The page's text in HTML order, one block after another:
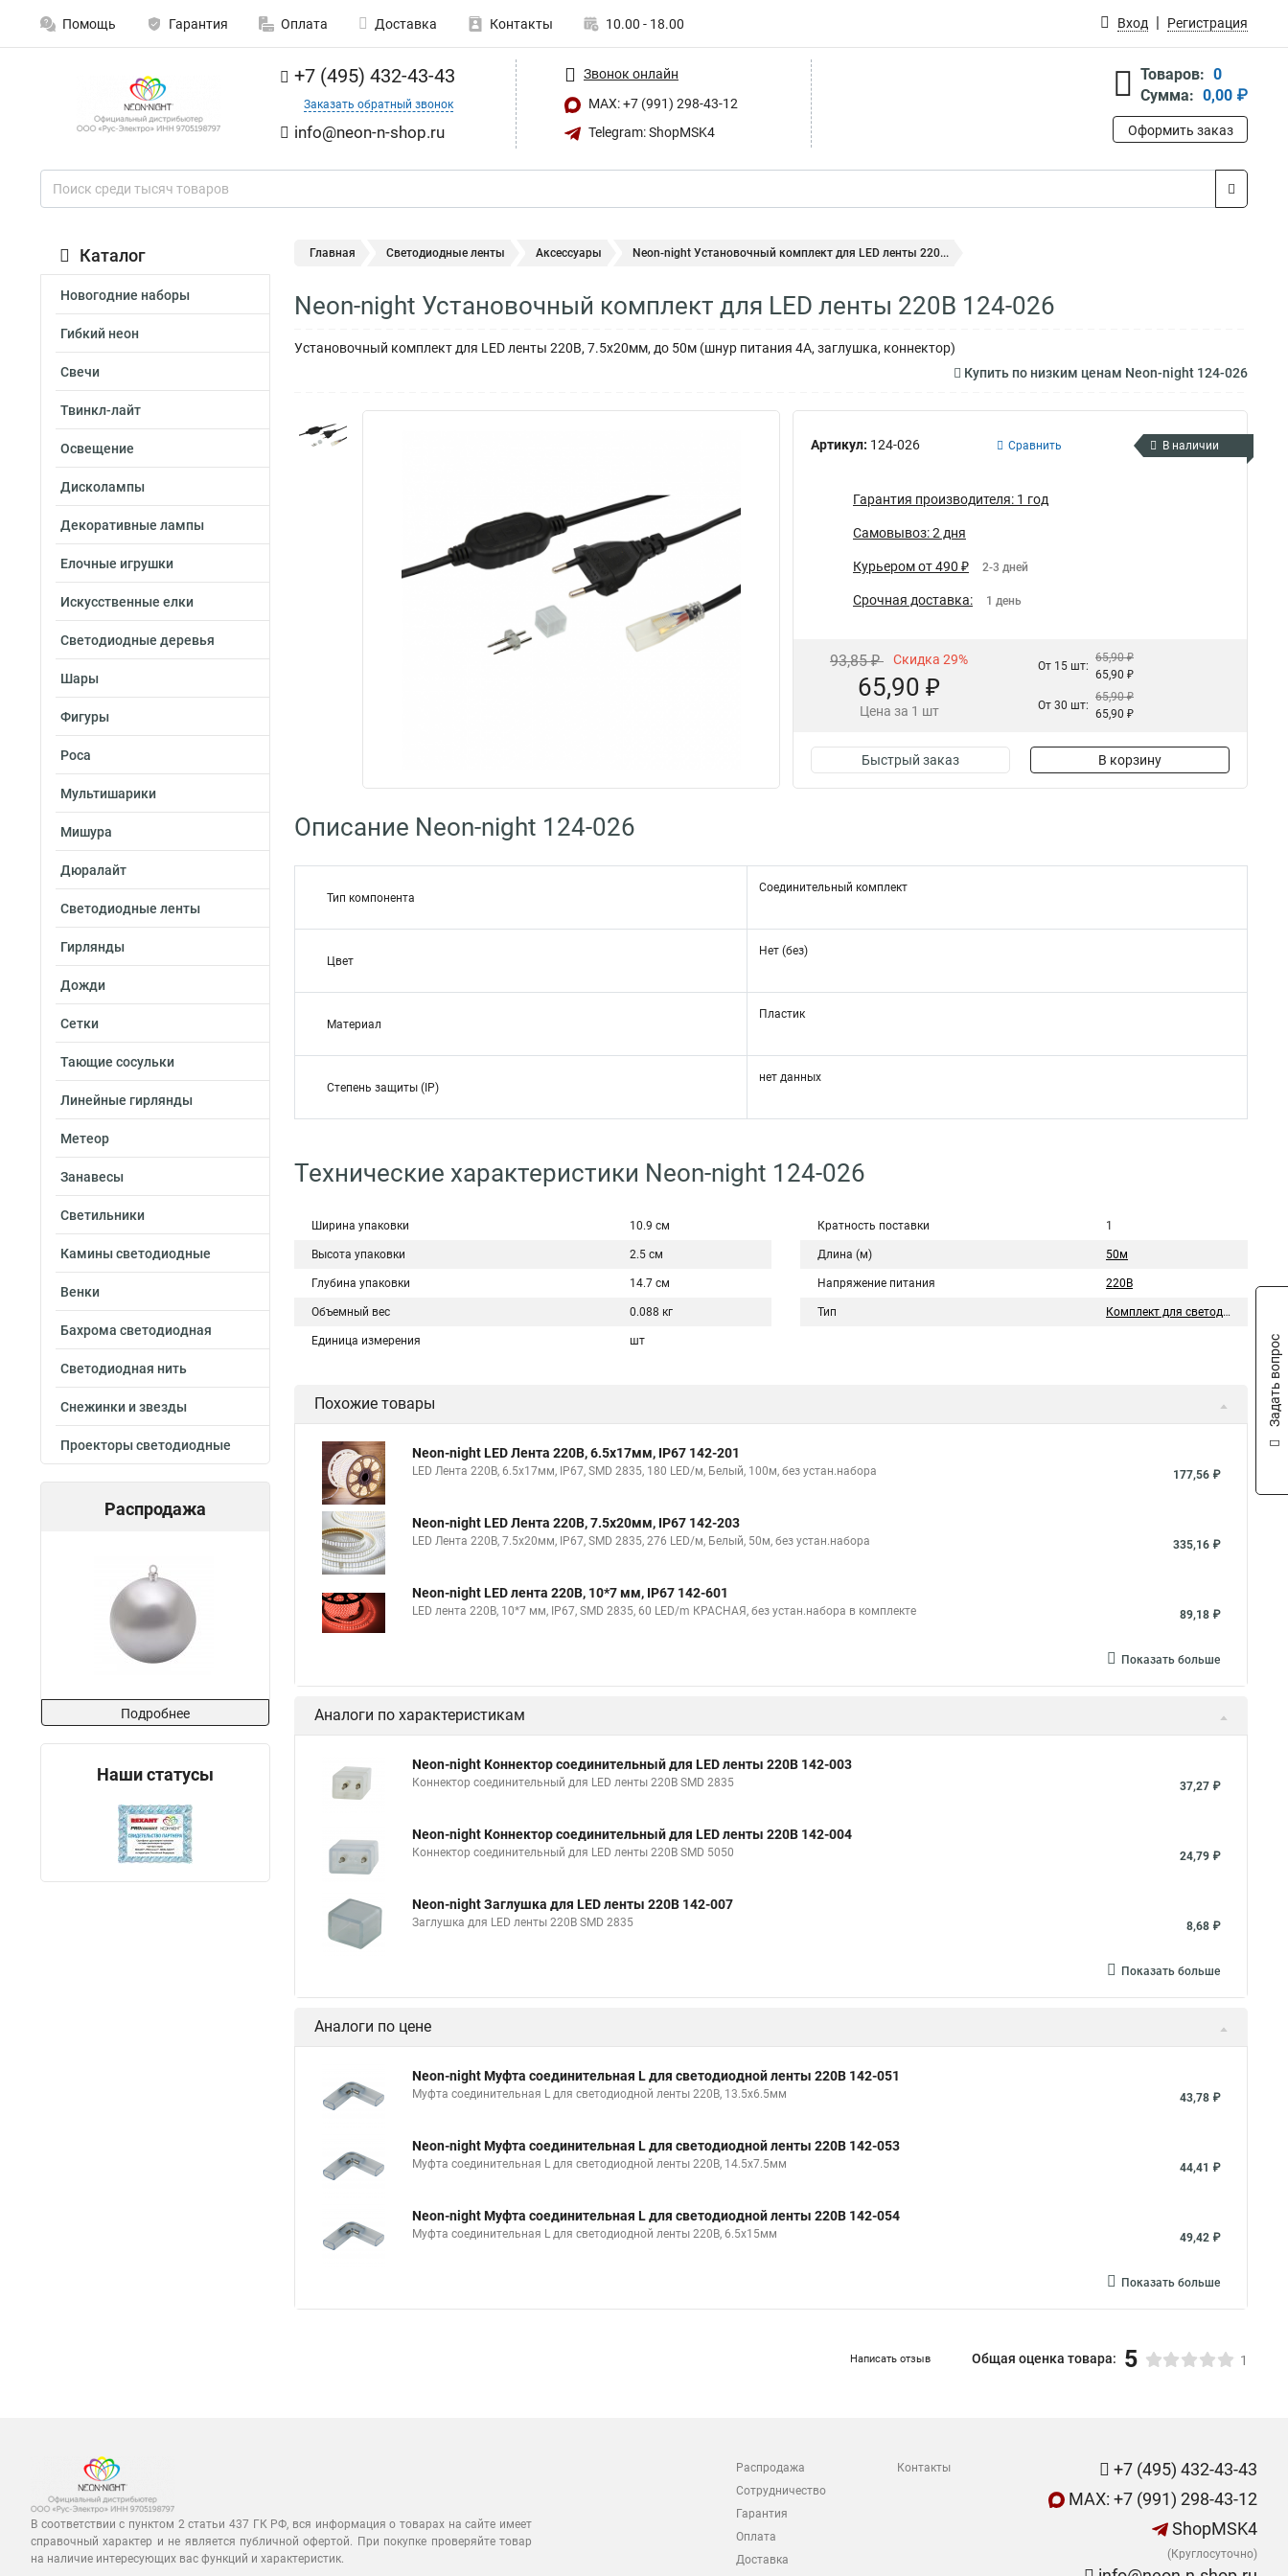
Помощь Гарантия Оплата Доставка Контакты 10.00 - 18.00 Вход Регистрация
+7 (495) 432-43-43
Заказать обратный звонок
info@neon-n-shop.ru
Звонок онлайн
MAX: +7 (991) 298-43-12
Telegram: ShopMSK4
Товаров: 0
Сумма: 0,00 ₽
Оформить заказ
Каталог
Новогодние наборы
Гибкий неон
Свечи
Твинкл-лайт
Освещение
Дисколампы
Декоративные лампы
Елочные игрушки
Искусственные елки
Светодиодные деревья
Шары
Фигуры
Роса
Мультишарики
Мишура
Дюралайт
Светодиодные ленты
Гирлянды
Дожди
Сетки
Тающие сосульки
Линейные гирлянды
Метеор
Занавесы
Светильники
Камины светодиодные
Венки
Бахрома светодиодная
Светодиодная нить
Снежинки и звезды
Проекторы светодиодные
Распродажа
Подробнее
Наши статусы
Главная Светодиодные ленты Аксессуары Neon-night Установочный комплект для LED ленты 220...
Neon-night Установочный комплект для LED ленты 220В 124-026
Установочный комплект для LED ленты 220В, 7.5x20мм, до 50м (шнур питания 4А, заглушка, коннектор)
Купить по низким ценам Neon-night 124-026
Артикул: 124-026 Сравнить В наличии
Гарантия производителя: 1 год
Самовывоз: 2 дня
Курьером от 490 ₽ 2-3 дней
Срочная доставка: 1 день
93,85 ₽ Скидка 29%
65,90 ₽
Цена за 1 шт
От 15 шт:
65,90 ₽
65,90 ₽
От 30 шт:
65,90 ₽
65,90 ₽
Быстрый заказ В корзину
Описание Neon-night 124-026
Тип компонента
Соединительный комплект
Цвет
Нет (без)
Материал
Пластик
Степень защиты (IP)
нет данных
Технические характеристики Neon-night 124-026
Ширина упаковки 10.9 см
Высота упаковки 2.5 см
Глубина упаковки 14.7 см
Объемный вес 0.088 кг
Единица измерения шт
Кратность поставки 1
Длина (м) 50м
Напряжение питания 220В
Тип Комплект для светодиодной подсветки
Похожие товары
Neon-night LED Лента 220В, 6.5x17мм, IP67 142-201
LED Лента 220В, 6.5x17мм, IP67, SMD 2835, 180 LED/м, Белый, 100м, без устан.набора 177,56 ₽
Neon-night LED Лента 220В, 7.5x20мм, IP67 142-203
LED Лента 220В, 7.5x20мм, IP67, SMD 2835, 276 LED/м, Белый, 50м, без устан.набора 335,16 ₽
Neon-night LED лента 220В, 10*7 мм, IP67 142-601
LED лента 220В, 10*7 мм, IP67, SMD 2835, 60 LED/m КРАСНАЯ, без устан.набора в комплекте 89,18 ₽
Показать больше
Аналоги по характеристикам
Neon-night Коннектор соединительный для LED ленты 220В 142-003
Коннектор соединительный для LED ленты 220В SMD 2835 37,27 ₽
Neon-night Коннектор соединительный для LED ленты 220В 142-004
Коннектор соединительный для LED ленты 220В SMD 5050 24,79 ₽
Neon-night Заглушка для LED ленты 220В 142-007
Заглушка для LED ленты 220В SMD 2835 8,68 ₽
Показать больше
Аналоги по цене
Neon-night Муфта соединительная L для светодиодной ленты 220В 142-051
Муфта соединительная L для светодиодной ленты 220В, 13.5х6.5мм 43,78 ₽
Neon-night Муфта соединительная L для светодиодной ленты 220В 142-053
Муфта соединительная L для светодиодной ленты 220В, 14.5х7.5мм 44,41 ₽
Neon-night Муфта соединительная L для светодиодной ленты 220В 142-054
Муфта соединительная L для светодиодной ленты 220В, 6.5х15мм 49,42 ₽
Показать больше
Написать отзыв Общая оценка товара: 5 1
В соответствии с пунктом 2 статьи 437 ГК РФ, вся информация о товарах на сайте имеет
справочный характер и не является публичной офертой. При покупке проверяйте товар
на наличие интересующих вас функций и характеристик.
Распродажа
Сотрудничество
Гарантия
Оплата
Доставка
Контакты
+7 (495) 432-43-43
MAX: +7 (991) 298-43-12
ShopMSK4
(Круглосуточно)
Задать вопрос